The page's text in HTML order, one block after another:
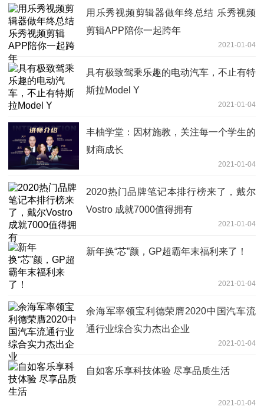
用乐秀视频剪辑器做年终总结 乐秀视频
剪辑APP陪你一起跨年
2021-01-04
具有极致驾乘乐趣的电动汽车，不止有特
斯拉Model Y
2021-01-04
丰柚学堂：因材施教，关注每一个学生的
财商成长
2021-01-04
2020热门品牌笔记本排行榜来了，戴尔
Vostro 成就7000值得拥有
2021-01-04
新年换“芯”颜，GP超霸年末福利来了！
2021-01-04
余海军率领宝利德荣膺2020中国汽车流
通行业综合实力杰出企业
2021-01-04
自如客乐享科技体验 尽享品质生活
2021-01-04